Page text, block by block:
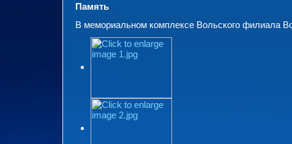
Память
В мемориальном комплексе Вольского филиала